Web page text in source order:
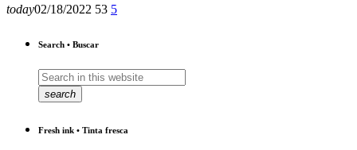
today02/18/2022 53 5
Search • Buscar
search
Fresh ink • Tinta fresca